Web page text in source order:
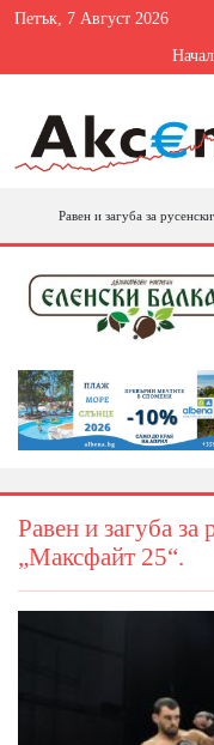
Петък, 7 Август 2026
Равен и загуба за
Равен и загуба за
„Максфайт 25“.